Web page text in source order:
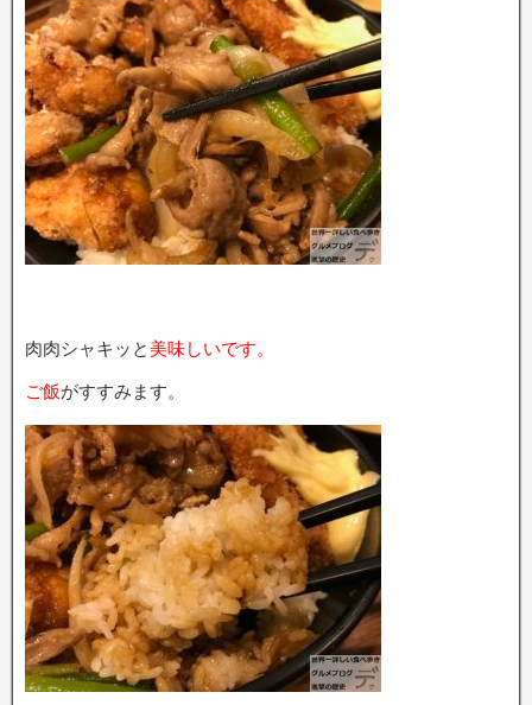
肉肉シャキッと 美味しいです。
ご飯がすすみます。